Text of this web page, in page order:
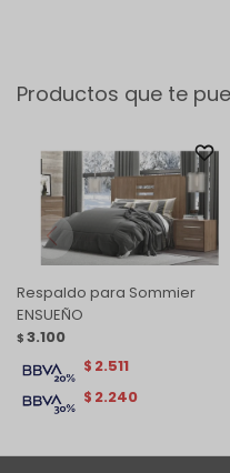
Productos que te
Respaldo para Sommier
ENSUEÑO
$ 3.100
$ 2.240
$ 2.511